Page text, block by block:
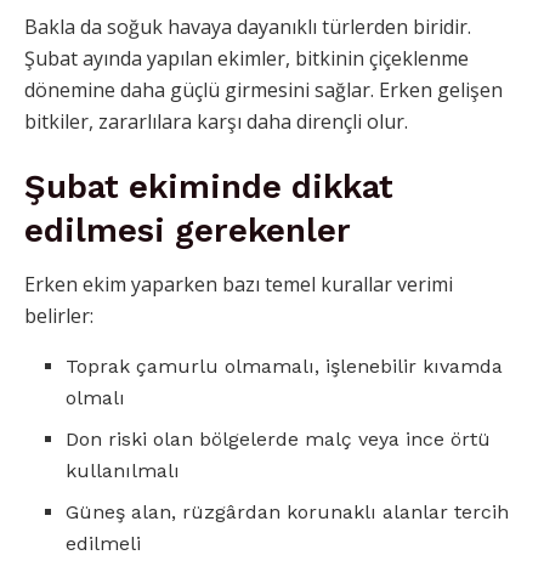
Bakla da soğuk havaya dayanıklı türlerden biridir.
Şubat ayında yapılan ekimler, bitkinin çiçeklenme
dönemine daha güçlü girmesini sağlar. Erken gelişen
bitkiler, zararlılara karşı daha dirençli olur.
Şubat ekiminde dikkat
edilmesi gerekenler
Erken ekim yaparken bazı temel kurallar verimi
belirler:
Toprak çamurlu olmamalı, işlenebilir kıvamda
olmalı
Don riski olan bölgelerde malç veya ince örtü
kullanılmalı
Güneş alan, rüzgârdan korunaklı alanlar tercih
edilmeli